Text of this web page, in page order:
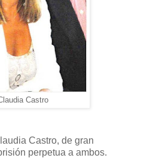
Castro
Castro, de gran
perpetua a ambos.